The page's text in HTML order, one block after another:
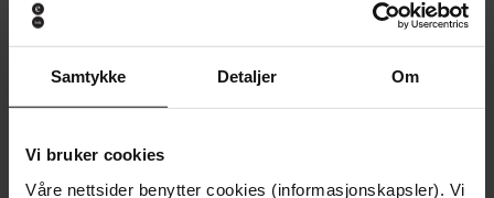
Samtykke Detaljer Om
Vi bruker cookies
Våre nettsider benytter cookies (informasjonskapsler). Vi
629,-
Ragnheiður Karlsdóttir
EBOK
355,-
EBOK